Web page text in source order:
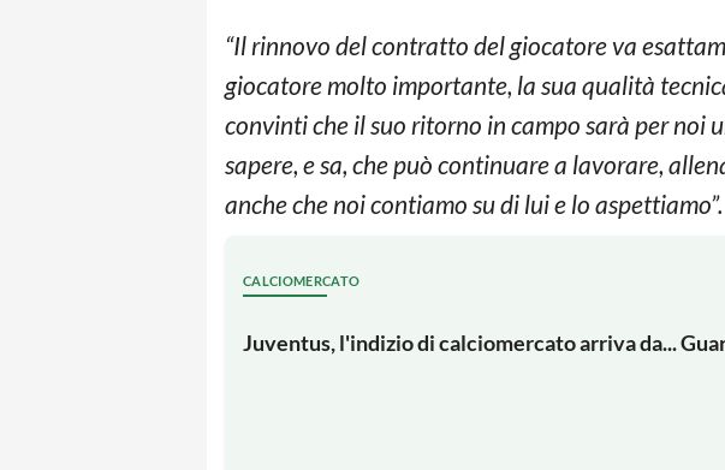
“Il rinnovo del contratto del giocatore va
giocatore molto importante, la sua qualità
convinti che il suo ritorno in campo sarà per noi
sapere, e sa, che può continuare a lavorare,
anche che noi contiamo su di lui e lo aspettiamo”.
CALCIOMERCATO
Juventus, l'indizio di calciomercato arriva da...